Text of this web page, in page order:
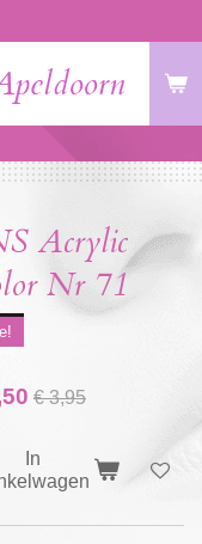
Acrylic
Nr 71
€ 3,95
In